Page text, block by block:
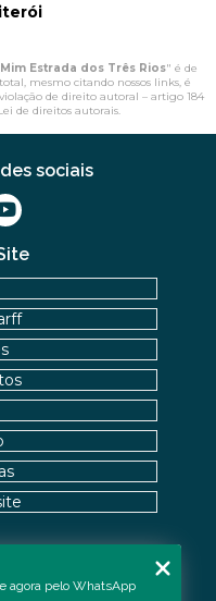
Estrada dos Três Rios" é de
mesmo citando nossos links, é
de direito autoral – artigo 184
de direitos autorais.
sociais
agora pelo WhatsApp